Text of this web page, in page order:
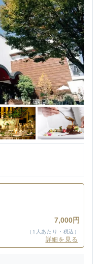
7,000円
（1人あたり・税込）
詳細を見る